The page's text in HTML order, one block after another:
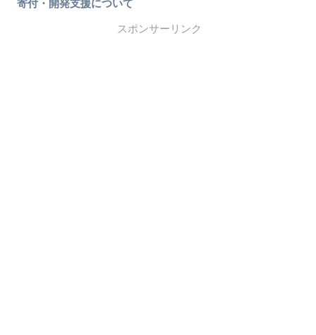
寄付・開発支援について
スポンサーリンク